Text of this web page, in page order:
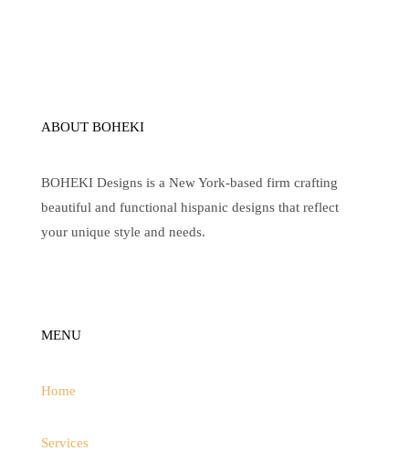
ABOUT BOHEKI
BOHEKI Designs is a New York-based firm crafting
beautiful and functional hispanic designs that reflect
your unique style and needs.
MENU
Home
Services